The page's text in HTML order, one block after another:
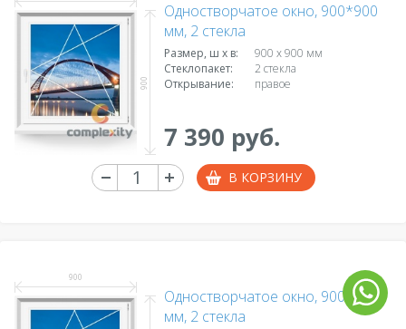
900
Одностворчатое окно, 900*900
мм, 2 стекла
Размер, ш х в:
900 x 900 мм
Стеклопакет:
2 стекла
Открывание:
правое
7 390 руб.
В КОРЗИНУ
900
Одностворчатое окно, 900*1000
мм, 2 стекла